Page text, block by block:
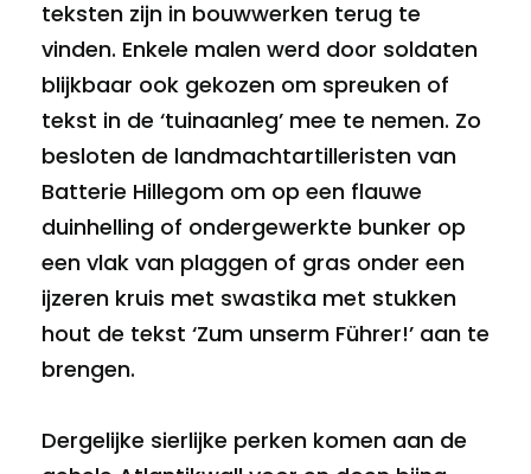
teksten zijn in bouwwerken terug te
vinden. Enkele malen werd door soldaten
blijkbaar ook gekozen om spreuken of
tekst in de ‘tuinaanleg’ mee te nemen. Zo
besloten de landmachtartilleristen van
Batterie Hillegom om op een flauwe
duinhelling of ondergewerkte bunker op
een vlak van plaggen of gras onder een
ijzeren kruis met swastika met stukken
hout de tekst ‘Zum unserm Führer!’ aan te
brengen.
Dergelijke sierlijke perken komen aan de